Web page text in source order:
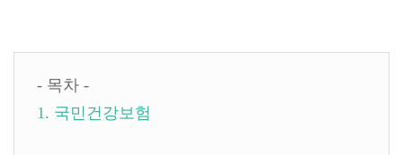
- 목차 -
1. 국민건강보험